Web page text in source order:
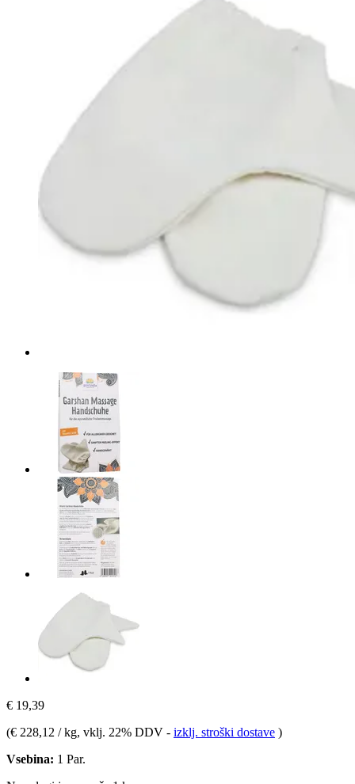
€ 19,39
(€ 228,12 / kg, vklj. 22% DDV - izklj. stroški dostave )
Vsebina: 1 Par.